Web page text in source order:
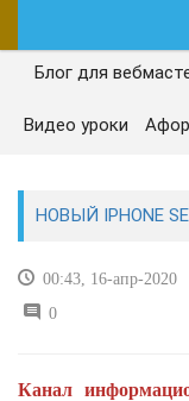
ГЛАВНАЯ
СЕГОДНЯ
РЕМОНТ И
Блог для
Видео уроки
НОВЫЙ IPHONE
00:43, 16-апр-2020
0
Канал